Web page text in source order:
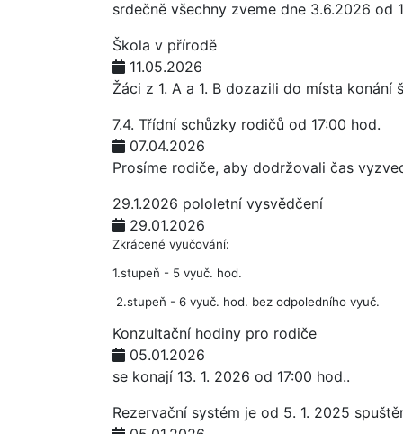
srdečně všechny zveme dne 3.6.2026 od
Škola v přírodě
11.05.2026
Žáci z 1. A a 1. B dozazili do místa
7.4. Třídní schůzky rodičů od 17:00 hod.
07.04.2026
Prosíme rodiče, aby dodržovali čas
29.1.2026 pololetní vysvědčení
29.01.2026
Zkrácené vyučování:
1.stupeň - 5 vyuč. hod.
2.stupeň - 6 vyuč. hod. bez odpoledního vyuč.
Konzultační hodiny pro rodiče
05.01.2026
se konají 13. 1. 2026 od 17:00 hod..
Rezervační systém je od 5. 1. 2025